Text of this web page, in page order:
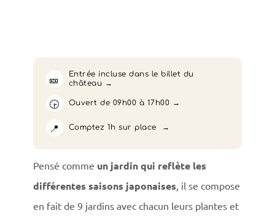
🎫
Entrée incluse dans le billet du
château
🕞 Ouvert de 09h00 à 17h00
📍 Comptez 1h sur place
Pensé comme un jardin qui reflète les
différentes saisons japonaises , il se compose
en fait de 9 jardins avec chacun leurs plantes et